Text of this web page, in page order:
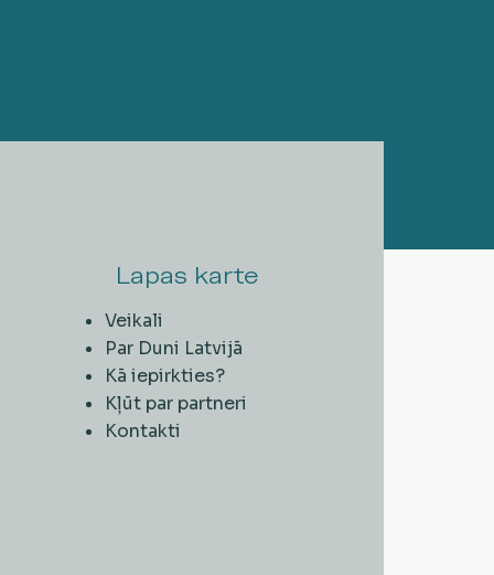
Lapas karte
Veikali
Par Duni Latvijā
Kā iepirkties?
Kļūt par partneri
Kontakti